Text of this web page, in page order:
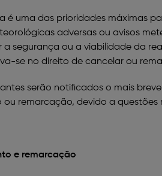
é uma das prioridades máximas
adversas ou avisos
a segurança ou a viabilidade da
se no direito de cancelar ou
serão notificados o mais
ou remarcação, devido a questões
e remarcação